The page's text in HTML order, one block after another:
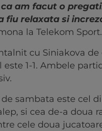
am facut o
fiu relaxata si
la Telekom Sport.
cu Siniakova
este 1-1. Ambele
sambata este cel
si cea de-a doua
cele doua